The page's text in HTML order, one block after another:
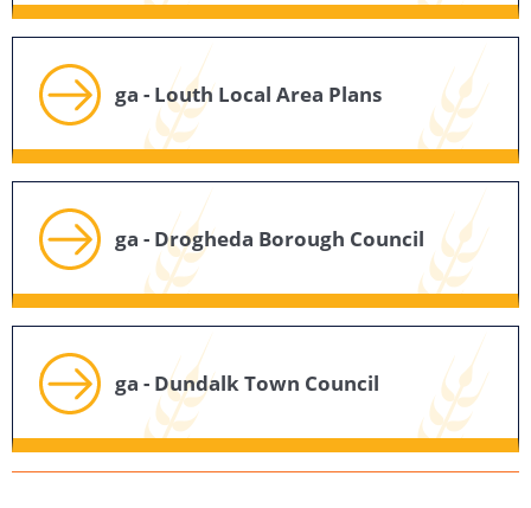
ga - Louth Local Area Plans
ga - Drogheda Borough Council
ga - Dundalk Town Council